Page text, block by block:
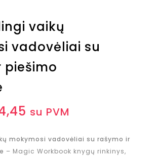
vaikų
vadovėliai su
piešimo
su PVM
mokymosi vadovėliai su rašymo ir
– Magic Workbook knygų rinkinys,